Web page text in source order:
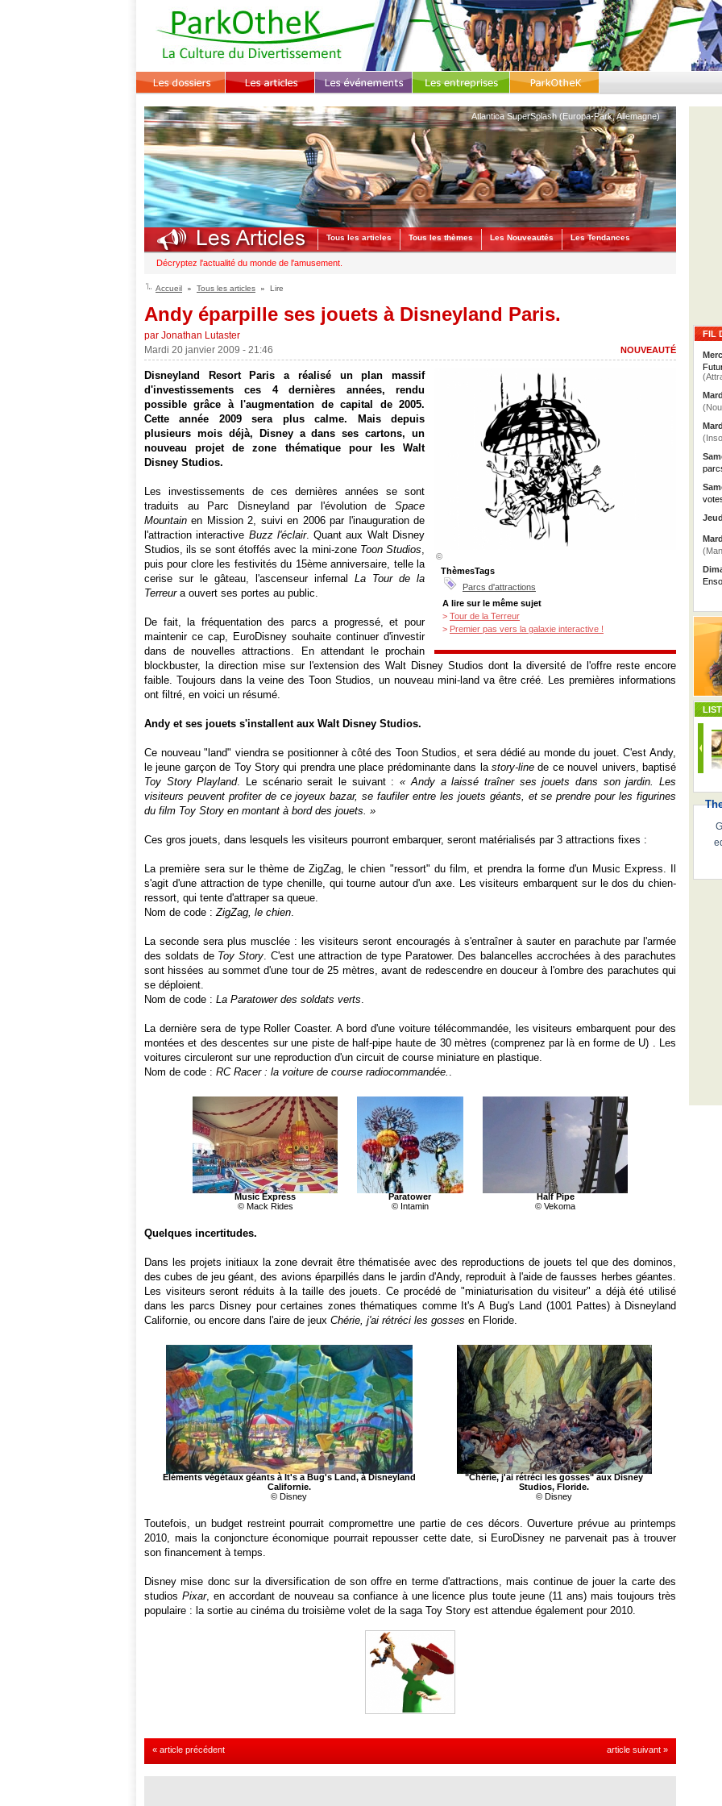
Atlantica SuperSplash (Europa-Park, Allemagne)
Tous les articles Tous les thèmes Les Nouveautés Les Tendances
Décryptez l'actualité du monde de l'amusement.
Accueil Tous les articles Lire
Andy éparpille ses jouets à Disneyland Paris.
par Jonathan Lutaster
NOUVEAUTÉ
Mardi 20 janvier 2009 - 21:46
©
ThèmesTags
Parcs d'attractions
A lire sur le même sujet
> Tour de la Terreur
> Premier pas vers la galaxie interactive !
Disneyland Resort Paris a réalisé un plan massif
d'investissements ces 4 dernières années, rendu
possible grâce à l'augmentation de capital de 2005.
Cette année 2009 sera plus calme. Mais depuis
plusieurs mois déjà, Disney a dans ses cartons, un
nouveau projet de zone thématique pour les Walt
Disney Studios.
Les investissements de ces dernières années se sont
traduits au Parc Disneyland par l'évolution de Space
Mountain en Mission 2, suivi en 2006 par l'inauguration de
l'attraction interactive Buzz l'éclair. Quant aux Walt Disney
Studios, ils se sont étoffés avec la mini-zone Toon Studios,
puis pour clore les festivités du 15ème anniversaire, telle la
cerise sur le gâteau, l'ascenseur infernal La Tour de la
Terreura ouvert ses portes au public.
De fait, la fréquentation des parcs a progressé, et pour
maintenir ce cap, EuroDisney souhaite continuer d'investir
dans de nouvelles attractions. En attendant le prochain
blockbuster, la direction mise sur l'extension des Walt Disney Studios dont la diversité de l'offre reste encore
faible. Toujours dans la veine des Toon Studios, un nouveau mini-land va être créé. Les premières informations
ont filtré, en voici un résumé.
Andy et ses jouets s'installent aux Walt Disney Studios.
Ce nouveau "land" viendra se positionner à côté des Toon Studios, et sera dédié au monde du jouet. C'est Andy,
le jeune garçon de Toy Story qui prendra une place prédominante dans lastory-line de ce nouvel univers, baptisé
Toy Story Playland. Le scénario serait le suivant :« Andy a laissé traîner ses jouets dans son jardin. Les
visiteurs peuvent profiter de ce joyeux bazar, se faufiler entre les jouets géants, et se prendre pour les figurines
du film Toy Story en montant à bord des jouets. »
Ces gros jouets, dans lesquels les visiteurs pourront embarquer, seront matérialisés par 3 attractions fixes :
La première sera sur le thème de ZigZag, le chien "ressort" du film, et prendra la forme d'un Music Express. Il
s'agit d'une attraction de type chenille, qui tourne autour d'un axe. Les visiteurs embarquent sur le dos du chien-
ressort, qui tente d'attraper sa queue.
Nom de code :ZigZag, le chien.
La seconde sera plus musclée : les visiteurs seront encouragés à s'entraîner à sauter en parachute par l'armée
des soldats de Toy Story. C'est une attraction de type Paratower. Des balancelles accrochées à des parachutes
sont hissées au sommet d'une tour de 25 mètres, avant de redescendre en douceur à l'ombre des parachutes qui
se déploient.
Nom de code : La Paratower des soldats verts.
La dernière sera de type Roller Coaster. A bord d'une voiture télécommandée, les visiteurs embarquent pour des
montées et des descentes sur une piste de half-pipe haute de 30 mètres (comprenez par là en forme de U) . Les
voitures circuleront sur une reproduction d'un circuit de course miniature en plastique.
Nom de code : RC Racer : la voiture de course radiocommandée. .
Music Express
© Mack Rides
Paratower
© Intamin
Half Pipe
© Vekoma
Quelques incertitudes.
Dans les projets initiaux la zone devrait être thématisée avec des reproductions de jouets tel que des dominos,
des cubes de jeu géant, des avions éparpillés dans le jardin d'Andy, reproduit à l'aide de fausses herbes géantes.
Les visiteurs seront réduits à la taille des jouets. Ce procédé de "miniaturisation du visiteur" a déjà été utilisé
dans les parcs Disney pour certaines zones thématiques comme It's A Bug's Land (1001 Pattes) à Disneyland
Californie, ou encore dans l'aire de jeux Chérie, j'ai rétréci les gosses en Floride.
Eléments végétaux géants à It's a Bug's Land, à Disneyland
Californie.
© Disney
"Chérie, j'ai rétréci les gosses" aux Disney
Studios, Floride.
© Disney
Toutefois, un budget restreint pourrait compromettre une partie de ces décors. Ouverture prévue au printemps
2010, mais la conjoncture économique pourrait repousser cette date, si EuroDisney ne parvenait pas à trouver
son financement à temps.
Disney mise donc sur la diversification de son offre en terme d'attractions, mais continue de jouer la carte des
studios Pixar, en accordant de nouveau sa confiance à une licence plus toute jeune (11 ans) mais toujours très
populaire : la sortie au cinéma du troisième volet de la saga Toy Story est attendue également pour 2010.
« article précédent article suivant »
FIL